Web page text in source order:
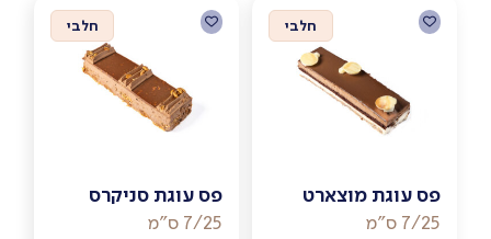
חלבי
פס עוגת מוצארט
7/25 ס"מ
חלבי
פס עוגת סניקרס
7/25 ס"מ